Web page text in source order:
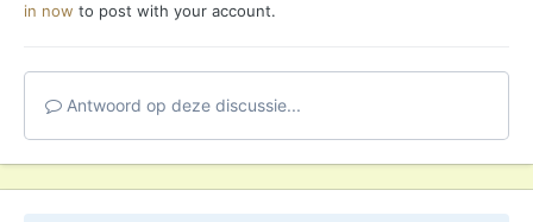
in now to post with your account.
Antwoord op deze discussie...